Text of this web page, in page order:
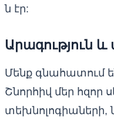
ն էր:
Արագություն և
Մենք գնահատում
Շնորհիվ մեր հզոր
տեխնոլոգիաների,